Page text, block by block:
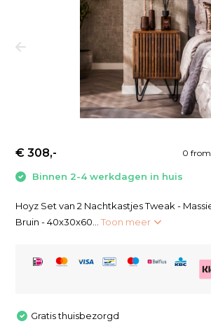
0 from
€ 308,-
Binnen 2-4 werkdagen in huis
Hoyz Set van 2 Nachtkastjes Tweak -
Bruin - 40x30x60...Toon meer
Gratis thuisbezorgd